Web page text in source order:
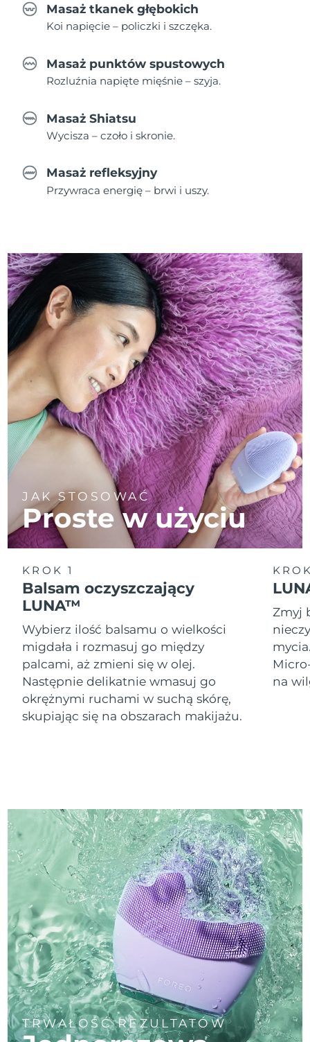
Masaż tkanek głębokich
Koi napięcie – policzki i szczęka.
Masaż punktów spustowych
Rozluźnia napięte mięśnie – szyja.
Masaż Shiatsu
Wycisza – czoło i skronie.
Masaż refleksyjny
Przywraca energię – brwi i uszy.
JAK STOSOWAĆ
Proste w użyciu
KROK 1
Balsam oczyszczający
LUNA™
Wybierz ilość balsamu o wielkości
migdała i rozmasuj go między
palcami, aż zmieni się w olej.
Następnie delikatnie wmasuj go
okrężnymi ruchami w suchą skórę,
skupiając się na obszarach makijażu.
Zmyj
na
TRWAŁOŚĆ REZULTATÓW